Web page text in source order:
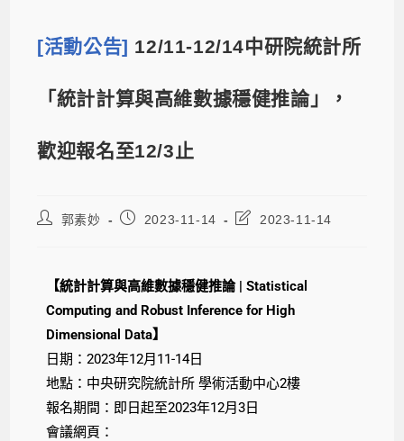
[活動公告] 12/11-12/14中研院統計所
「統計計算與高維數據穩健推論」，
歡迎報名至12/3止
郭素妙 2023-11-14 2023-11-14
【統計計算與高維數據穩健推論 | Statistical
Computing and Robust Inference for High
Dimensional Data】
日期：2023年12月11-14日
地點：中央研究院統計所 學術活動中心2樓
報名期間：即日起至2023年12月3日
會議網頁：